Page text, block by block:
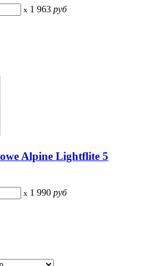
x 1 963 руб
Alpine Lightflite 5
x 1 990 руб